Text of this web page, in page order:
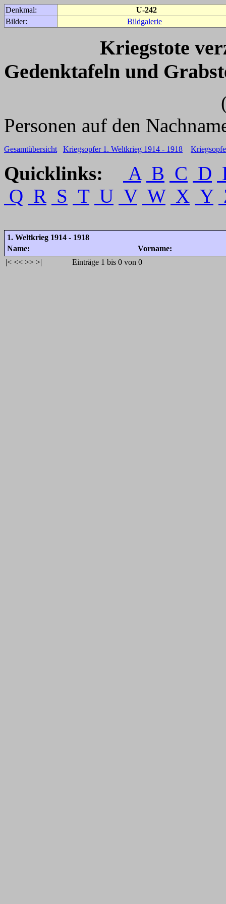
Denkmal:
U-242
Bilder:
Bildgalerie
Kriegstote
Gedenktafeln und
(Für weitere
Personen auf den
Gesamtübersicht Kriegsopfer 1. Weltkrieg 1914 - 1918
Quicklinks: A B C D
Q R S T U V W X Y
1. Weltkrieg 1914 - 1918
Name:
Vorname:
|< << >> >| Einträge 1 bis 0 von 0